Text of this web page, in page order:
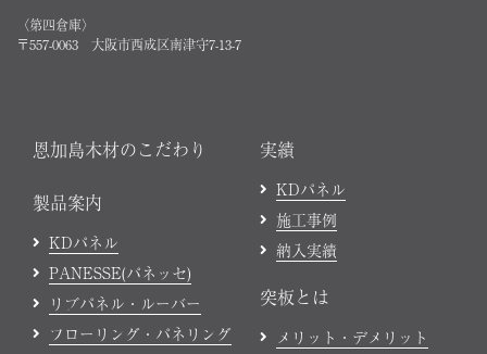
〈第四倉庫〉
〒557-0063 大阪市西成区南津守7-13-7
恩加島木材のこだわり
製品案内
KDパネル
PANESSE(パネッセ)
リブパネル・ルーバー
フローリング・パネリング
実績
KDパネル
施工事例
納入実績
突板とは
メリット・デメリット